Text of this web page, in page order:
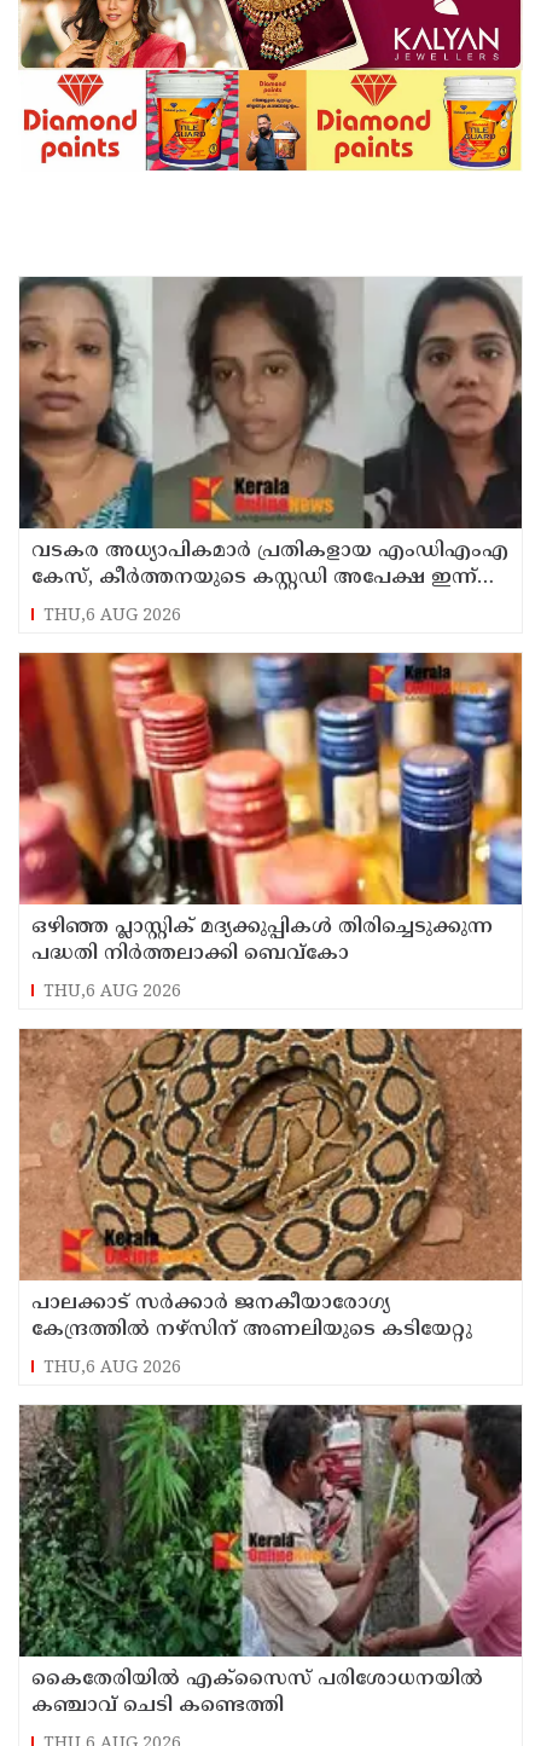
വടകര അധ്യാപികമാർ പ്രതികളായ എംഡിഎംഎ
കേസ്, കീർത്തനയുടെ കസ്റ്റഡി അപേക്ഷ ഇന്ന്
പരിഗണിക്കും
THU,6 AUG 2026
ഒഴിഞ്ഞ പ്ലാസ്റ്റിക് മദ്യക്കുപ്പികള്‍ തിരിച്ചെടുക്കുന്ന
പദ്ധതി നിര്‍ത്തലാക്കി ബെവ്കോ
THU,6 AUG 2026
പാലക്കാട്‌ സര്‍ക്കാര്‍ ജനകീയാരോഗ്യ
കേന്ദ്രത്തില്‍ നഴ്‌സിന് അണലിയുടെ കടിയേറ്റു
THU,6 AUG 2026
കൈതേരിയിൽ എക്സൈസ് പരിശോധനയിൽ
കഞ്ചാവ് ചെടി കണ്ടെത്തി